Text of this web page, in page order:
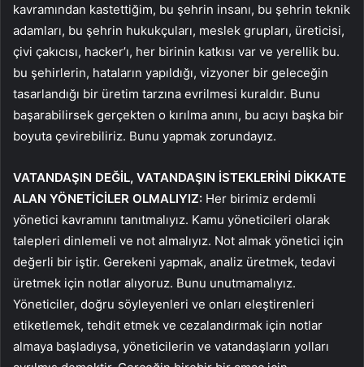
kavramından kastettiğim, bu şehrin insanı, bu şehrin teknik
adamları, bu şehrin hukukçuları, meslek grupları, üreticisi,
çivi çakıcısı, hacker’ı, her birinin katkısı var ve yerellik bu.
bu şehirlerin, hataların yapıldığı, vizyoner bir geleceğin
tasarlandığı bir üretim tarzına evrilmesi kuraldır. Bunu
başarabilirsek gerçekten o kırılma anını, bu acıyı başka bir
boyuta çevirebiliriz. Bunu yapmak zorundayız.
VATANDAŞIN DEĞİL, VATANDAŞIN İSTEKLERİNİ DİKKATE
ALAN YÖNETİCİLER OLMALIYIZ: Her birimiz erdemli
yönetici kavramını tanıtmalıyız. Kamu yöneticileri olarak
talepleri dinlemeli ve not almalıyız. Not almak yönetici için
değerli bir iştir. Gerekeni yapmak, analiz üretmek, tedavi
üretmek için notlar alıyoruz. Bunu unutmamalıyız.
Yöneticiler, doğru söyleyenleri ve onları eleştirenleri
etiketlemek, tehdit etmek ve cezalandırmak için notlar
almaya başladıysa, yöneticilerin ve vatandaşların yolları